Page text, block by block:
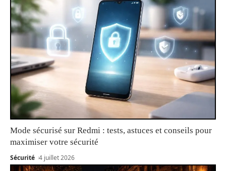
Mode sécurisé sur Redmi : tests, astuces et conseils pour
maximiser votre sécurité
Sécurité 4 juillet 2026